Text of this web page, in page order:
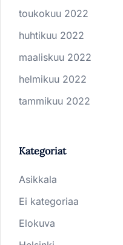
toukokuu 2022
huhtikuu 2022
maaliskuu 2022
helmikuu 2022
tammikuu 2022
Kategoriat
Asikkala
Ei kategoriaa
Elokuva